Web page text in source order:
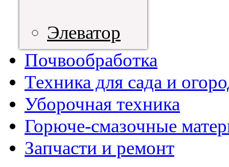
Элеватор
Почвообработка
Техника для сада и
Уборочная техника
Горюче-смазочные
Запчасти и ремонт